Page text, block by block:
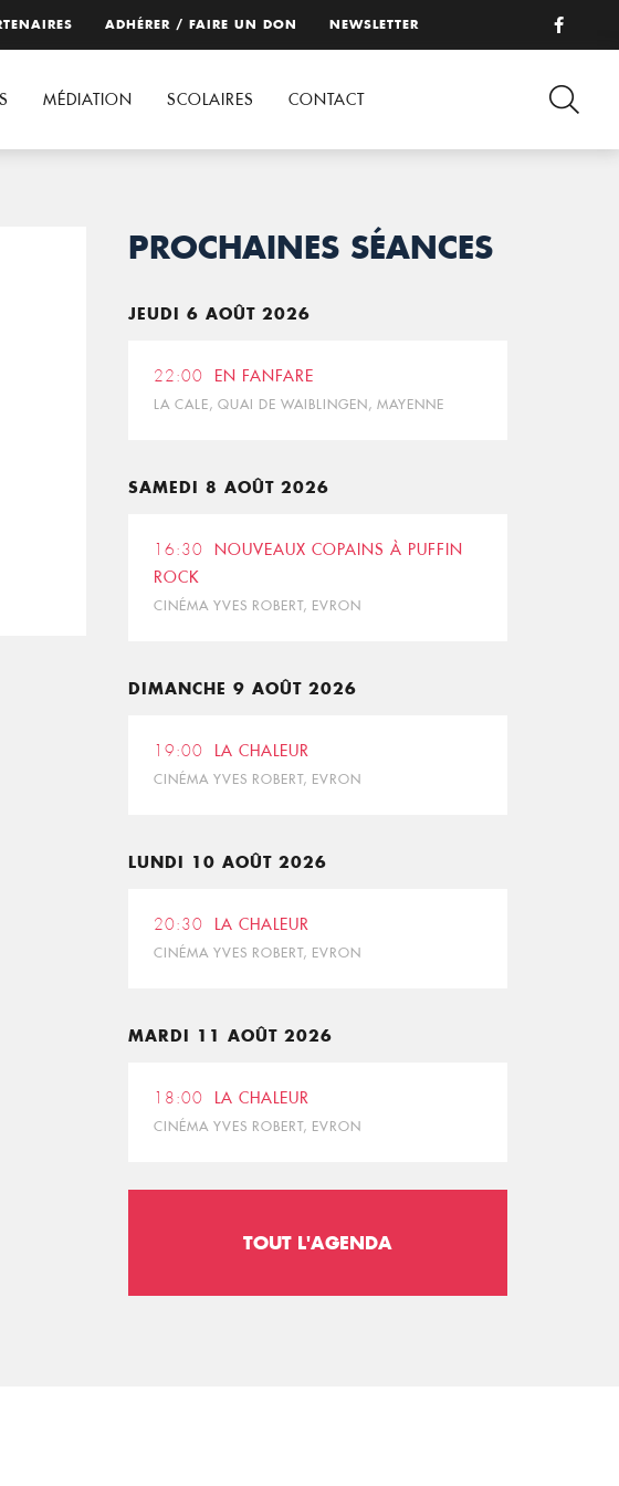
ADHÉRER / FAIRE UN DON NEWSLETTER
MÉDIATION SCOLAIRES CONTACT
PROCHAINES SÉANCES
JEUDI 6 AOÛT 2026
22:00 EN FANFARE
LA CALE, QUAI DE WAIBLINGEN, MAYENNE
SAMEDI 8 AOÛT 2026
16:30
NOUVEAUX COPAINS À PUFFIN
ROCK
CINÉMA YVES ROBERT, EVRON
DIMANCHE 9 AOÛT 2026
19:00 LA CHALEUR
CINÉMA YVES ROBERT, EVRON
LUNDI 10 AOÛT 2026
20:30 LA CHALEUR
CINÉMA YVES ROBERT, EVRON
MARDI 11 AOÛT 2026
18:00 LA CHALEUR
CINÉMA YVES ROBERT, EVRON
TOUT L'AGENDA